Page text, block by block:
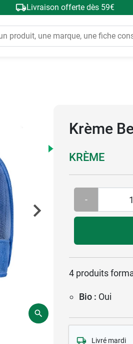
Livraison offerte dès 59€
Krème
KRÈME
-
4 produits
Bio : Oui
Livré mardi